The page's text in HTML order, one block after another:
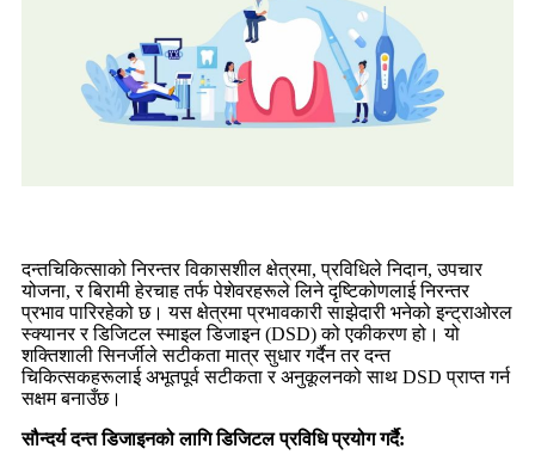
दन्तचिकित्साको निरन्तर विकासशील क्षेत्रमा, प्रविधिले निदान, उपचार
योजना, र बिरामी हेरचाह तर्फ पेशेवरहरूले लिने दृष्टिकोणलाई निरन्तर
प्रभाव पारिरहेको छ। यस क्षेत्रमा प्रभावकारी साझेदारी भनेको इन्ट्राओरल
स्क्यानर र डिजिटल स्माइल डिजाइन (DSD) को एकीकरण हो। यो
शक्तिशाली सिनर्जीले सटीकता मात्र सुधार गर्दैन तर दन्त
चिकित्सकहरूलाई अभूतपूर्व सटीकता र अनुकूलनको साथ DSD प्राप्त गर्न
सक्षम बनाउँछ।
सौन्दर्य दन्त डिजाइनको लागि डिजिटल प्रविधि प्रयोग गर्दै: